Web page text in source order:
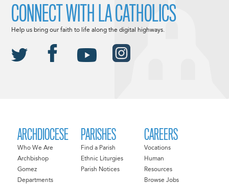
ARCHDIOCESE
Who We Are
Archbishop
Gomez
Departments
PARISHES
Find a Parish
Ethnic Liturgies
Parish Notices
CAREERS
Vocations
Human
Resources
Browse Jobs
CONNECT WITH LA CATHOLICS
Help us bring our faith to life along the digital highways.